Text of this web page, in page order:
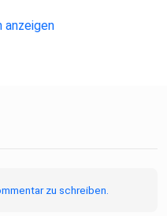
verhalten solltest.
anzeigen
zu schreiben.